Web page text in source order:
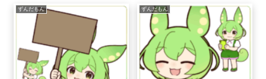
ンロード（バージョン1.0）（...
ずんだもん ずんだもん